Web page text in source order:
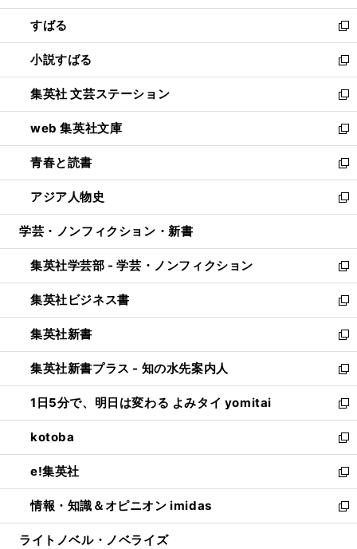
開
く
ウ
で
開
く
ン
ド
ウ
で
開
く
すばる
新
し
い
ウ
ィ
ン
ド
ウ
で
開
く
小説すばる
新
し
い
ウ
ィ
ン
ド
ウ
で
開
集英社 文芸ステーション
新
し
い
ウ
ィ
ン
ド
ウ
開
く
web 集英社文庫
新
し
い
ウ
ィ
ン
ウ
で
開
く
青春と読書
新
し
い
ウ
ン
ド
ウ
で
開
く
アジア人物史
新
し
ウ
ィ
ン
ド
ウ
で
開
く
学芸・ノンフィクション・新書
集英社学芸部 - 学芸・ノンフィクション
新
し
い
ウ
ィ
ン
ド
ウ
で
開
く
集英社ビジネス書
新
し
い
ウ
ィ
ン
ド
ウ
で
開
く
集英社新書
新
し
い
ウ
ィ
ン
ド
ウ
で
開
く
集英社新書プラス - 知の水先案内人
新
し
い
ウ
ィ
ン
ド
ウ
で
開
1日5分で、明日は変わる よみタイ yomitai
新
し
い
ウ
ィ
ン
ド
ウ
kotoba
新
し
い
ウ
ィ
ン
e!集英社
新
し
い
ウ
情報・知識＆オピニオン imidas
新
し
ライトノベル・ノベライズ